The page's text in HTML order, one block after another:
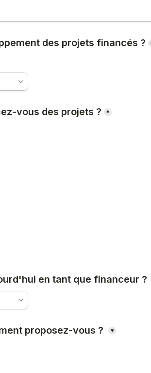
des projets financés ?
vous des projets ? *
en tant que financeur ?
proposez-vous ? *